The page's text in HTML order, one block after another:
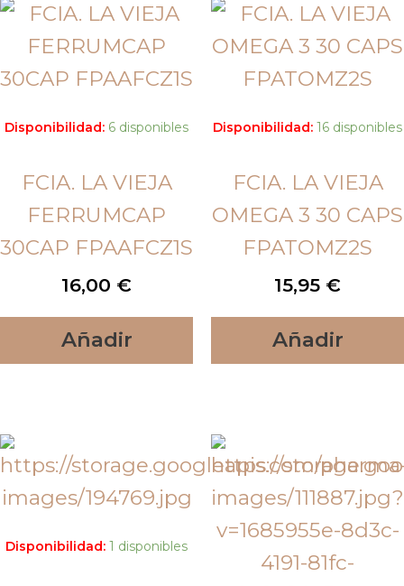
Disponibilidad: 6 disponibles
FCIA. LA VIEJA
FERRUMCAP
30CAP FPAAFCZ1S
16,00 €
Añadir
Disponibilidad: 16 disponibles
FCIA. LA VIEJA
OMEGA 3 30 CAPS
FPATOMZ2S
15,95 €
Añadir
Disponibilidad: 1 disponibles